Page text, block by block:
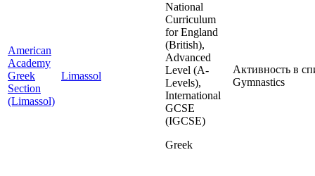
American
Academy
Greek
Section
(Limassol)
Limassol
National
Curriculum
for England
(British),
Advanced
Level (A-
Levels),
International
GCSE
(IGCSE)
Greek
Активность в
Gymnastics